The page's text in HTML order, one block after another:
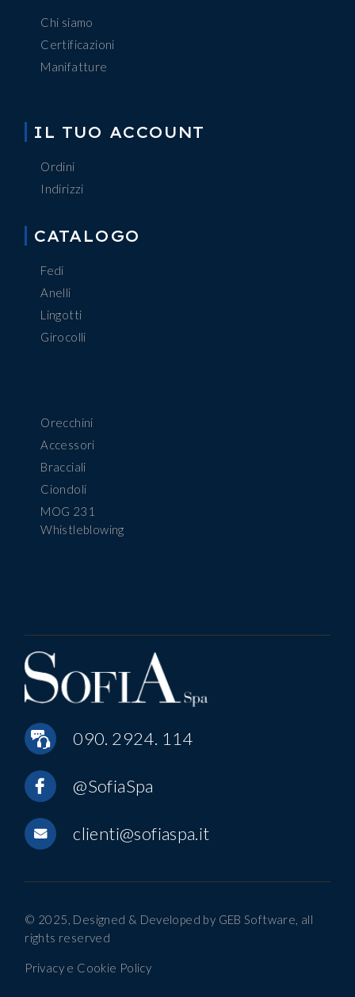
Chi siamo
Certificazioni
Manifatture
IL TUO ACCOUNT
Ordini
Indirizzi
CATALOGO
Fedi
Anelli
Lingotti
Girocolli
Orecchini
Accessori
Bracciali
Ciondoli
MOG 231
Whistleblowing
090. 2924. 114
@SofiaSpa
clienti@sofiaspa.it
© 2025, Designed & Developed by GEB Software, all
rights reserved
Privacy e Cookie Policy